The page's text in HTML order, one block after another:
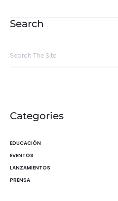
entradas
Search
Categories
EDUCACIÓN
EVENTOS
LANZAMIENTOS
PRENSA